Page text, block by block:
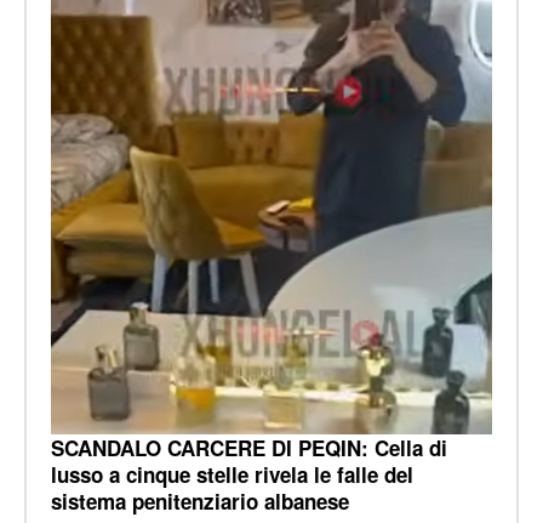
SCANDALO CARCERE DI PEQIN: Cella di
lusso a cinque stelle rivela le falle del
sistema penitenziario albanese